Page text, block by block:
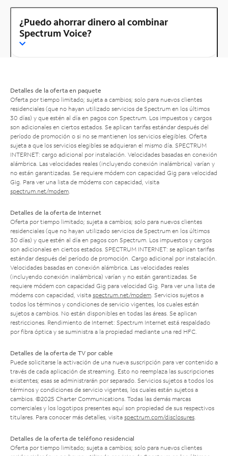
¿Puedo ahorrar dinero al combinar
Spectrum Voice?
Detalles de la oferta en paquete
Oferta por tiempo limitado; sujeta a cambios; solo para nuevos clientes
residenciales (que no hayan utilizado servicios de Spectrum en los últimos
30 días) y que estén al día en pagos con Spectrum. Los impuestos y cargos
son adicionales en ciertos estados. Se aplican tarifas estándar después del
período de promoción o si no se mantienen los servicios elegibles. Oferta
sujeta a que los servicios elegibles se adquieran el mismo día. SPECTRUM
INTERNET: cargo adicional por instalación. Velocidades basadas en conexión
alámbrica. Las velocidades reales (incluyendo conexión inalámbrica) varían y
no están garantizadas. Se requiere módem con capacidad Gig para velocidad
Gig. Para ver una lista de módems con capacidad, visita
spectrum.net/modem
Detalles de la oferta de Internet
Oferta por tiempo limitado; sujeta a cambios; solo para nuevos clientes
residenciales (que no hayan utilizado servicios de Spectrum en los últimos
30 días) y que estén al día en pagos con Spectrum. Los impuestos y cargos
son adicionales en ciertos estados. SPECTRUM INTERNET: se aplican tarifas
estándar después del período de promoción. Cargo adicional por instalación.
Velocidades basadas en conexión alámbrica. Las velocidades reales
(incluyendo conexión inalámbrica) varían y no están garantizadas. Se
requiere módem con capacidad Gig para velocidad Gig. Para ver una lista de
módems con capacidad, visita spectrum.net/modem . Servicios sujetos a
todos los términos y condiciones de servicio vigentes, los cuales están
sujetos a cambios. No están disponibles en todas las áreas. Se aplican
restricciones. Rendimiento de Internet: Spectrum Internet está respaldado
por fibra óptica y se suministra a la propiedad mediante una red HFC.
Detalles de la oferta de TV por cable
Puede solicitarse la activación de una nueva suscripción para ver contenido a
través de cada aplicación de streaming. Esto no reemplaza las suscripciones
existentes; esas se administrarán por separado. Servicios sujetos a todos los
términos y condiciones de servicio vigentes, los cuales están sujetos a
cambios. ©2025 Charter Communications. Todas las demás marcas
comerciales y los logotipos presentes aquí son propiedad de sus respectivos
titulares. Para conocer más detalles, visita spectrum.com/disclosures
Detalles de la oferta de teléfono residencial
Oferta por tiempo limitado; sujeta a cambios; solo para nuevos clientes